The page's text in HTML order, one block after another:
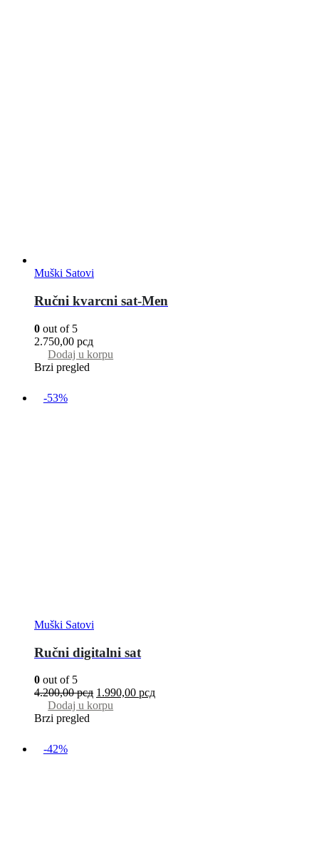
Muški Satovi
Ručni kvarcni sat-Men
0 out of 5
2.750,00 рсд
Dodaj u korpu
Brzi pregled
-53%
Muški Satovi
Ručni digitalni sat
0 out of 5
4.200,00рсд 1.990,00 рсд
Dodaj u korpu
Brzi pregled
-42%